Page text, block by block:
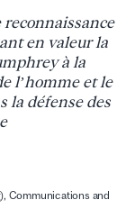
en valeur la
à la
l’homme et le
la défense des
Communications and